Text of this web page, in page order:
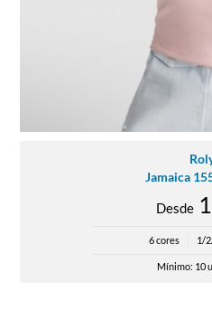
Jamaica
Desde
6 cores 1/
Mínimo: 10